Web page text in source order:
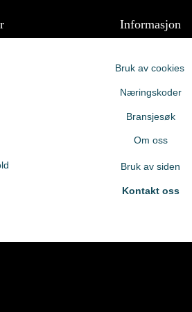
Informasjon
Bruk av cookies
Næringskoder
Bransjesøk
Om oss
Bruk av siden
Kontakt oss